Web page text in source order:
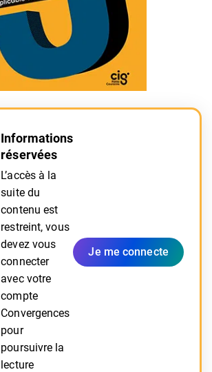
Informations
réservées
L’accès à la
suite du
contenu est
restreint, vous
devez vous
connecter
avec votre
compte
Convergences
pour
poursuivre la
lecture
Je me connecte